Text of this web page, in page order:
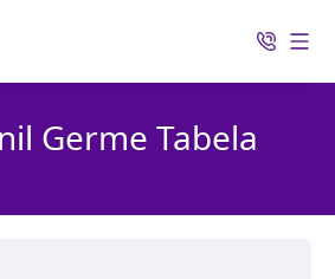
Germe Tabela